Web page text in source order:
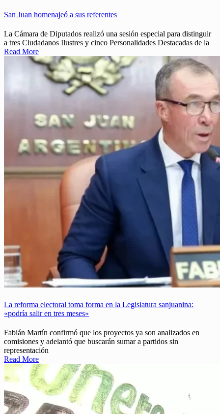
San Juan homenajeó a sus referentes
La Cámara de Diputados realizó una sesión especial para distinguir
a tres Ciudadanos Ilustres y cinco Personalidades Destacadas de la
Read More
La reforma electoral toma forma en la Legislatura sanjuanina:
«podría salir en tres meses»
Fabián Martín confirmó que los proyectos ya son analizados en
comisiones y adelantó que buscarán sumar a partidos sin
representación
Read More